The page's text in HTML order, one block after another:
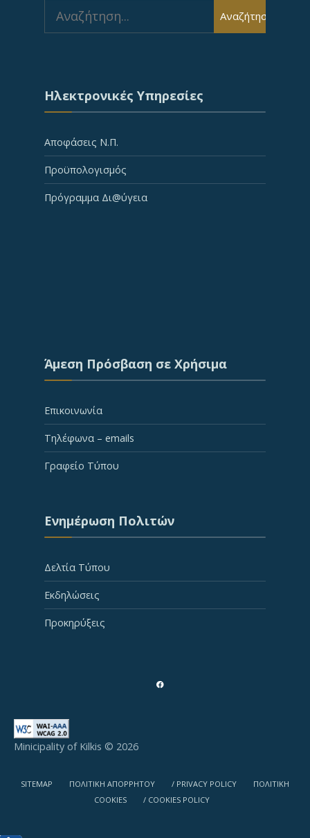
for:
Αναζήτηση
Ηλεκτρονικές Υπηρεσίες
Αποφάσεις Ν.Π.
Προϋπολογισμός
Πρόγραμμα Δι@ύγεια
Άμεση Πρόσβαση σε Χρήσιμα
Επικοινωνία
Τηλέφωνα – emails
Γραφείο Τύπου
Ενημέρωση Πολιτών
Δελτία Τύπου
Εκδηλώσεις
Προκηρύξεις
Minicipality of Kilkis © 2026
SITEMAP ΠΟΛΙΤΙΚΗ ΑΠΟΡΡΗΤΟΥ / PRIVACY POLICY
ΠΟΛΙΤΙΚΗ
COOKIES
/ COOKIES POLICY